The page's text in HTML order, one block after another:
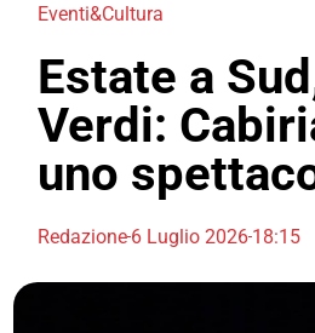
Eventi&Cultura
Estate a
Verdi:
uno
Redazione6 Luglio 202618:15